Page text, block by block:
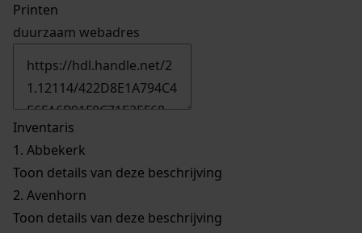
Printen
duurzaam webadres
Inventaris
1. Abbekerk
Toon details van deze beschrijving
2. Avenhorn
Toon details van deze beschrijving